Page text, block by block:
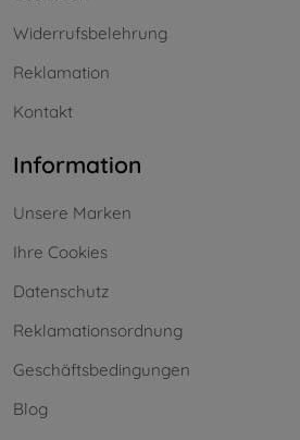
Widerrufsbelehrung
Reklamation
Kontakt
Information
Unsere Marken
Ihre Cookies
Datenschutz
Reklamationsordnung
Geschäftsbedingungen
Blog